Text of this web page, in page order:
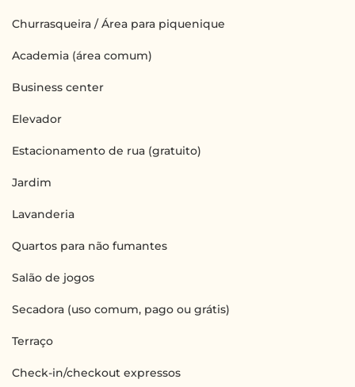
Churrasqueira / Área para piquenique
Academia (área comum)
Business center
Elevador
Estacionamento de rua (gratuito)
Jardim
Lavanderia
Quartos para não fumantes
Salão de jogos
Secadora (uso comum, pago ou grátis)
Terraço
Check-in/checkout expressos